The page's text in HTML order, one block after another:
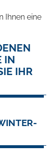
Ihnen eine
IN
IHR